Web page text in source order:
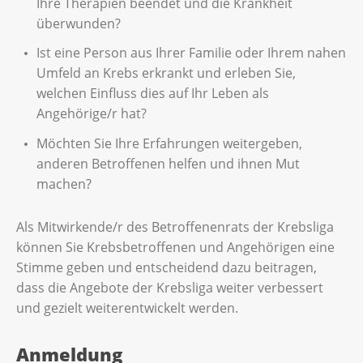
überwunden?
Ist eine Person aus Ihrer Familie oder Ihrem nahen
Umfeld an Krebs erkrankt und erleben Sie,
welchen Einfluss dies auf Ihr Leben als
Angehörige/r hat?
Möchten Sie Ihre Erfahrungen weitergeben,
anderen Betroffenen helfen und ihnen Mut
machen?
Als Mitwirkende/r des Betroffenenrats der Krebsliga
können Sie Krebsbetroffenen und Angehörigen eine
Stimme geben und entscheidend dazu beitragen,
dass die Angebote der Krebsliga weiter verbessert
und gezielt weiterentwickelt werden.
Anmeldung